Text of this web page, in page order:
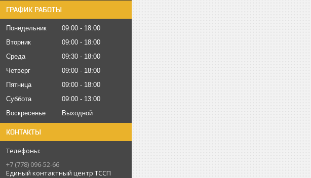
ГРАФИК РАБОТЫ
Понедельник 09:00
18:00
Вторник
09:00
18:00
Среда
09:30
18:00
Четверг
09:00
18:00
Пятница
09:00
18:00
Суббота
09:00
13:00
Воскресенье
Выходной
КОНТАКТЫ
+7 (778) 096-52-66
Единый контактный центр ТССП